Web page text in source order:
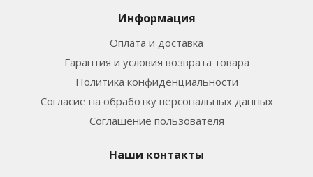
Информация
Оплата и доставка
Гарантия и условия возврата товара
Политика конфиденциальности
Согласие на обработку персональных данных
Соглашение пользователя
Наши контакты